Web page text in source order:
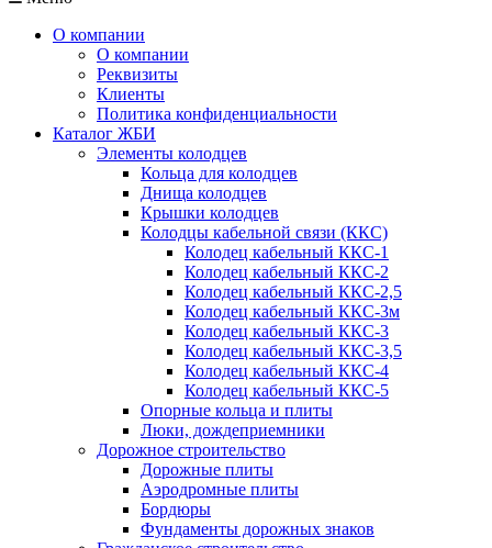
О компании
О компании
Реквизиты
Клиенты
Политика конфиденциальности
Каталог ЖБИ
Элементы колодцев
Кольца для колодцев
Днища колодцев
Крышки колодцев
Колодцы кабельной связи (ККС)
Колодец кабельный ККС-1
Колодец кабельный ККС-2
Колодец кабельный ККС-2,5
Колодец кабельный ККС-3м
Колодец кабельный ККС-3
Колодец кабельный ККС-3,5
Колодец кабельный ККС-4
Колодец кабельный ККС-5
Опорные кольца и плиты
Люки, дождеприемники
Дорожное строительство
Дорожные плиты
Аэродромные плиты
Бордюры
Фундаменты дорожных знаков